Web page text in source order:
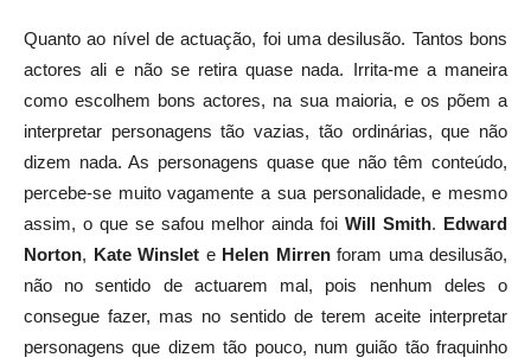
Quanto ao nível de actuação, foi uma desilusão. Tantos bons
actores ali e não se retira quase nada. Irrita-me a maneira
como escolhem bons actores, na sua maioria, e os põem a
interpretar personagens tão vazias, tão ordinárias, que não
dizem nada. As personagens quase que não têm conteúdo,
percebe-se muito vagamente a sua personalidade, e mesmo
assim, o que se safou melhor ainda foi Will Smith. Edward
Norton, Kate Winslet e Helen Mirrenforam uma desilusão,
não no sentido de actuarem mal, pois nenhum deles o
consegue fazer, mas no sentido de terem aceite interpretar
personagens que dizem tão pouco, num guião tão fraquinho